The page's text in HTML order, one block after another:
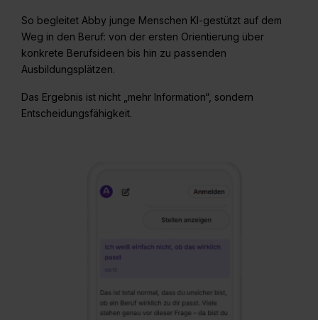
So begleitet Abby junge Menschen KI-gestützt auf dem
Weg in den Beruf: von der ersten Orientierung über
konkrete Berufsideen bis hin zu passenden
Ausbildungsplätzen.
Das Ergebnis ist nicht „mehr Information“, sondern
Entscheidungsfähigkeit.